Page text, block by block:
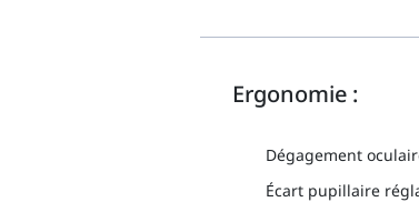
Ergonomie :
Dégagement
Écart pupillaire